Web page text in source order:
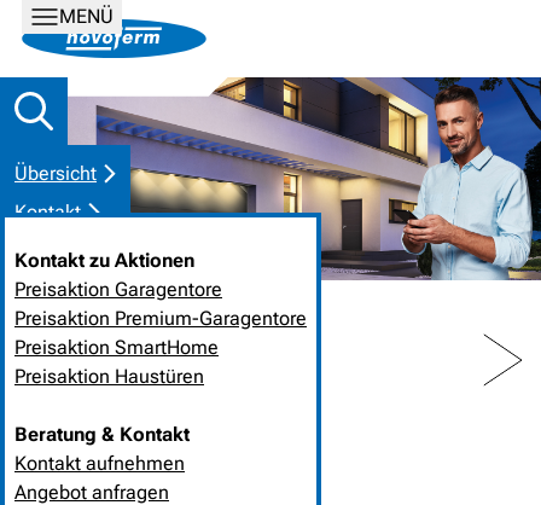
MENÜ
Übersicht
Kontakt
Kontakt zu Aktionen
Preisaktion Garagentore
Preisaktion Premium-Garagentore
Preisaktion SmartHome
Preisaktion Haustüren
Beratung & Kontakt
Kontakt aufnehmen
Angebot anfragen
PREV NEXT
14. April 2023❘Garagentor-Systeme